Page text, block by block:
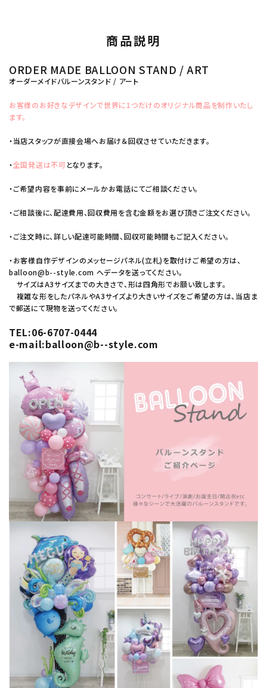
商品説明
ORDER MADE BALLOON STAND / ART
オーダーメイドバルーンスタンド / アート
お客様のお好きなデザインで世界に1つだけのオリジナル商品を制作いたし
ます。
・当店スタッフが直接会場へお届け＆回収させていただきます。
・全国発送は不可となります。
・ご希望内容を事前にメールかお電話にてご相談ください。
・ご相談後に、配達費用、回収費用を含む金額をお選び頂きご注文ください。
・ご注文時に、詳しい配達可能時間、回収可能時間もご記入ください。
・お客様自作デザインのメッセージパネル(立札)を取付けご希望の方は、
balloon@b--style.com へデータを送ってください。
サイズはA3サイズまでの大きさで、形は四角形でお願い致します。
複雑な形をしたパネルやA3サイズより大きいサイズをご希望の方は、当店ま
で郵送にて現物を送ってください。
TEL:06-6707-0444
e-mail:balloon@b--style.com